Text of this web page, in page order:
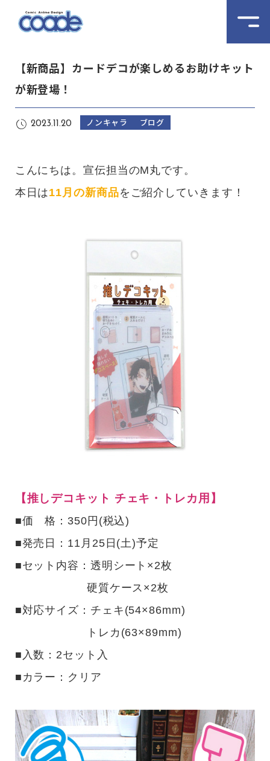
【新商品】カードデコが楽しめるお助けキット
が新登場！
2023.11.20 ノンキャラ ブログ
こんにちは。宣伝担当のM丸です。
本日は11月の新商品をご紹介していきます！
【推しデコキット チェキ・トレカ用】
■価 格：350円(税込)
■発売日：11月25日(土)予定
■セット内容：透明シート×2枚
硬質ケース×2枚
■対応サイズ：チェキ(54×86mm)
トレカ(63×89mm)
■入数：2セット入
■カラー：クリア